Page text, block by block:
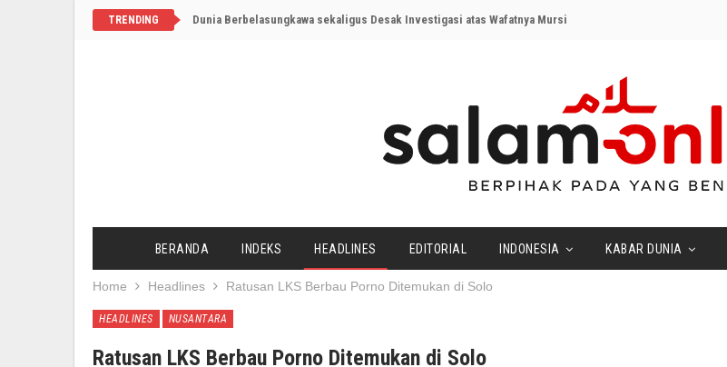
TRENDING Dunia Berbelasungkawa sekaligus Desak Investigasi atas Wafatnya Mursi
BERANDA INDEKS HEADLINES EDITORIAL INDONESIA KABAR DUNIA
Home Headlines Ratusan LKS Berbau Porno Ditemukan di Solo
HEADLINES NUSANTARA
Ratusan LKS Berbau Porno Ditemukan di Solo